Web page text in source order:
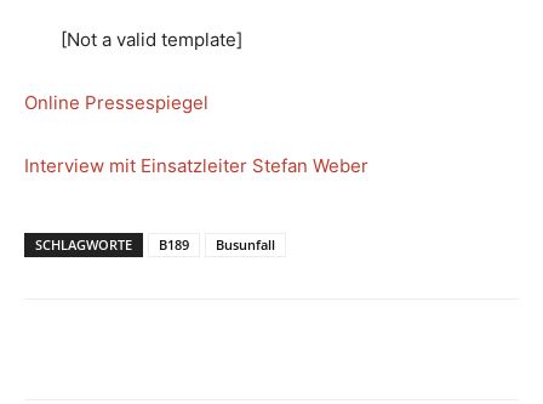
[Not a valid template]
Online Pressespiegel
Interview mit Einsatzleiter Stefan Weber
SCHLAGWORTE B189 Busunfall